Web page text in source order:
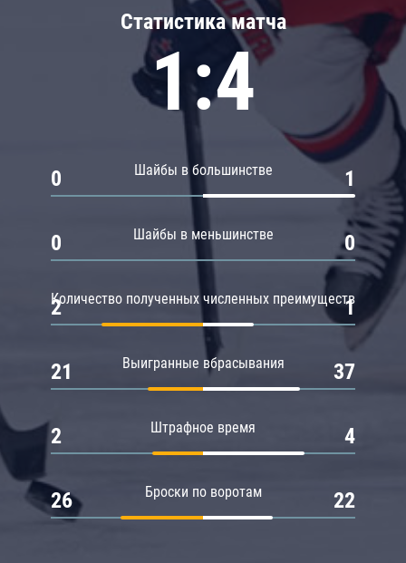
Статистика матча
1:4
Шайбы в большинстве
0 1
Шайбы в меньшинстве
0 0
Количество полученных численных преимуществ
2 1
Выигранные вбрасывания
21 37
Штрафное время
2 4
Броски по воротам
26 22